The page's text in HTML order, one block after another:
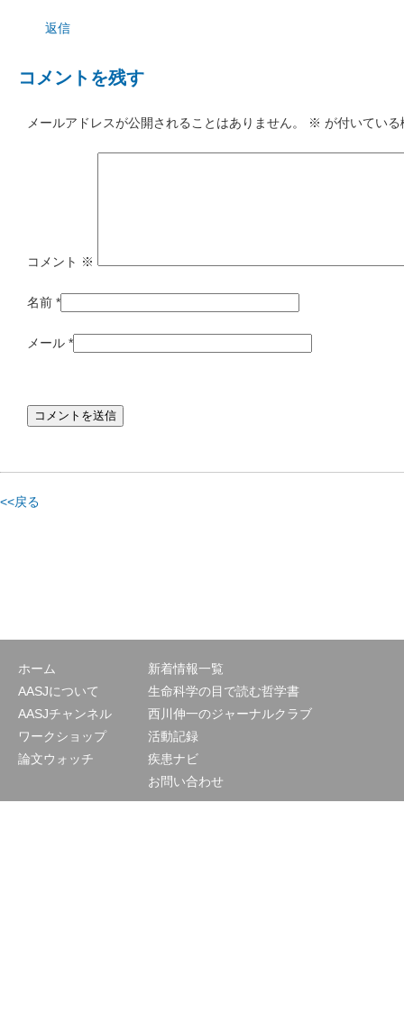
返信
コメントを残す
メールアドレスが公開されることはありません。 ※ が付いてい
コメント ※
名前 *
メール *
<<戻る
ホーム
AASJについて
AASJチャンネル
ワークショップ
論文ウォッチ
新着情報一覧
生命科学の目で読む哲学書
西川伸一のジャーナルクラブ
活動記録
疾患ナビ
お問い合わせ